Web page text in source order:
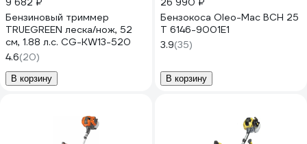
Бензиновый триммер
TRUEGREEN леска/нож, 52
см, 1.88 л.с. CG-KW13-520
4.6(20)
В корзину
Бензокоса Oleo-Mac BCH 25
T 6146-9001E1
3.9(35)
В корзину